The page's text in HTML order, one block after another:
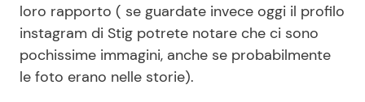
loro rapporto ( se guardate invece oggi il profilo
instagram di Stig potrete notare che ci sono
pochissime immagini, anche se probabilmente
le foto erano nelle storie).